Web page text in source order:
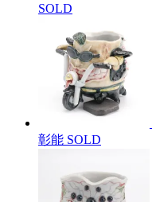
SOLD
彰能 SOLD